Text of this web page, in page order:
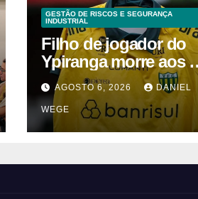
GESTÃO DE RISCOS E SEGURANÇA
INDUSTRIAL
Filho de jogador do
Ypiranga morre aos 2
anos após acidente
AGOSTO 6, 2026 DANIEL
WEGE